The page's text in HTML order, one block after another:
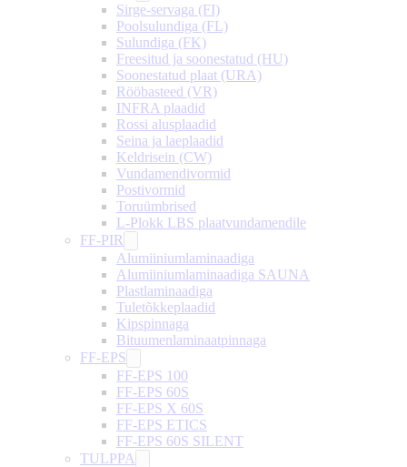
Sirge-servaga (FI)
Poolsulundiga (FL)
Sulundiga (FK)
Freesitud ja soonestatud (HU)
Soonestatud plaat (URA)
Rööbasteed (VR)
INFRA plaadid
Rossi alusplaadid
Seina ja laeplaadid
Keldrisein (CW)
Vundamendivormid
Postivormid
Toruümbrised
L-Plokk LBS plaatvundamendile
FF-PIR
Alumiiniumlaminaadiga
Alumiiniumlaminaadiga SAUNA
Plastlaminaadiga
Tuletõkkeplaadid
Kipspinnaga
Bituumenlaminaatpinnaga
FF-EPS
FF-EPS 100
FF-EPS 60S
FF-EPS X 60S
FF-EPS ETICS
FF-EPS 60S SILENT
TULPPA